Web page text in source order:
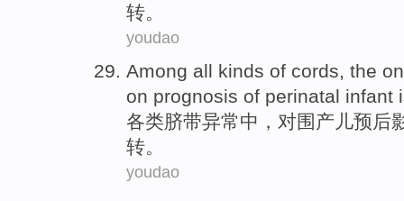
转。
youdao
Among all kinds of cords, the
on prognosis of perinatal infant
各类脐带异常中 ，对围产儿预后
转。
youdao